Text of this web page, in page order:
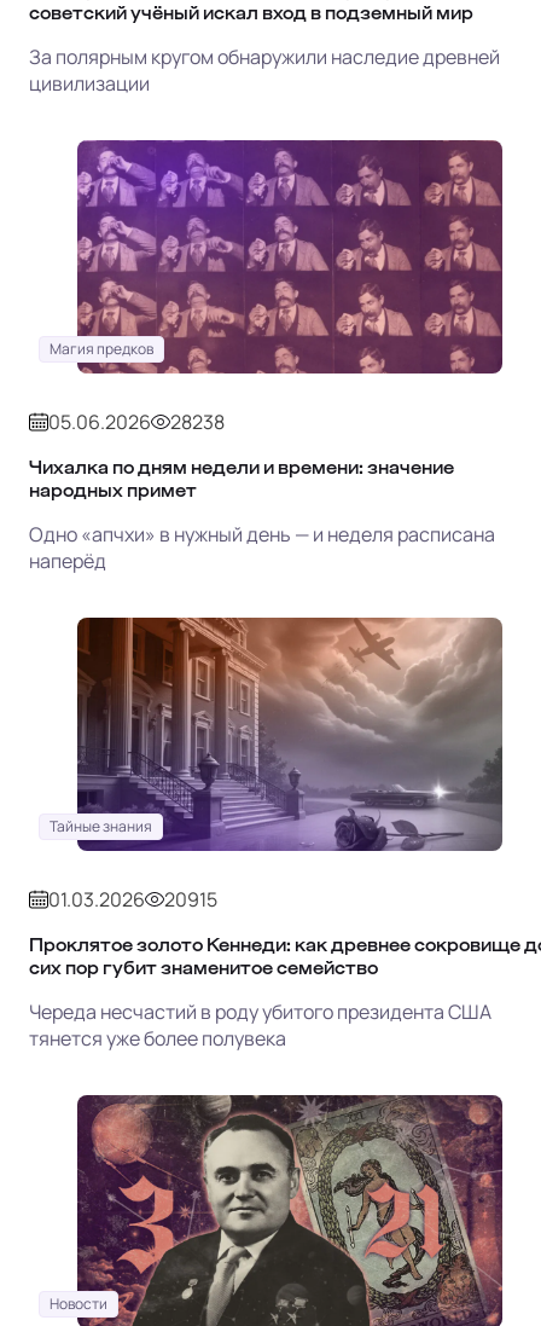
советский учёный искал вход в подземный мир
За полярным кругом обнаружили наследие древней
цивилизации
Магия предков
05.06.2026 28238
Чихалка по дням недели и времени: значение
народных примет
Одно «апчхи» в нужный день — и неделя расписана
наперёд
Тайные знания
01.03.2026 20915
Проклятое золото Кеннеди: как древнее сокровище
сих пор губит знаменитое семейство
Череда несчастий в роду убитого президента США
тянется уже более полувека
Новости